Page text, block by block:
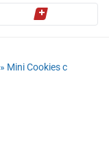
Mini Cookies с